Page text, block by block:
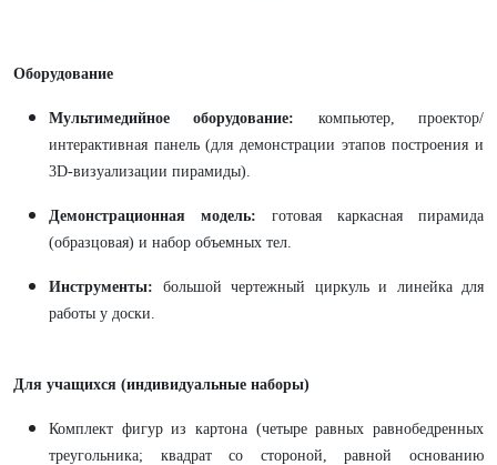
Оборудование
Мультимедийное оборудование: компьютер, проектор/
интерактивная панель (для демонстрации этапов построения и
3D-визуализации пирамиды).
Демонстрационная модель: готовая каркасная пирамида
(образцовая) и набор объемных тел.
Инструменты: большой чертежный циркуль и линейка для
работы у доски.
Для учащихся (индивидуальные наборы)
Комплект фигур из картона (четыре равных равнобедренных
треугольника; квадрат со стороной, равной основанию